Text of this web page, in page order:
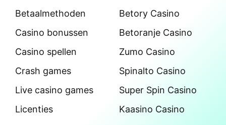
Betaalmethoden
Casino bonussen
Casino spellen
Crash games
Live casino games
Licenties
Betory Casino
Betoranje Casino
Zumo Casino
Spinalto Casino
Super Spin Casino
Kaasino Casino